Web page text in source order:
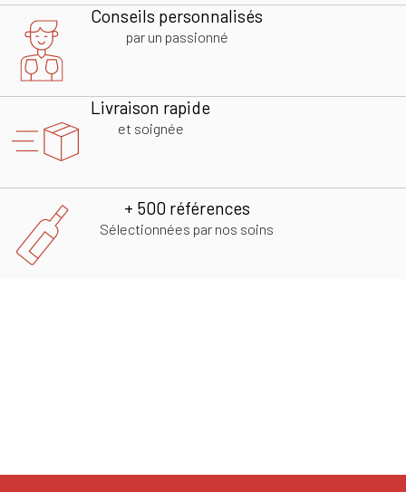
Conseils personnalisés
par un passionné
Livraison rapide
et soignée
+ 500 références
Sélectionnées par nos soins